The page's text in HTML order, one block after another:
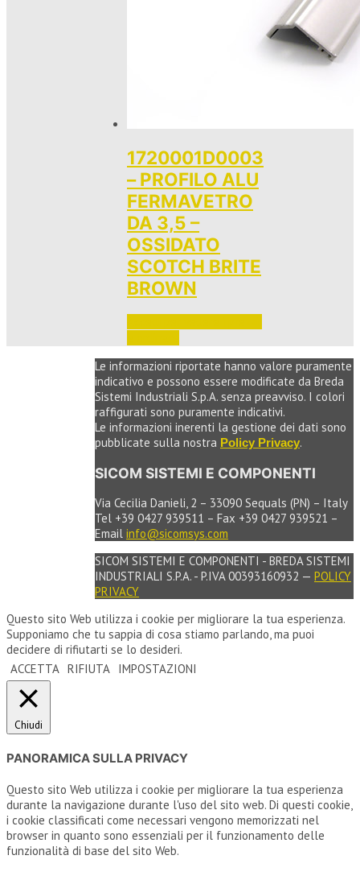
1720001D0003
– PROFILO ALU
FERMAVETRO
DA 3,5 –
OSSIDATO
SCOTCH BRITE
BROWN
Le informazioni riportate hanno valore puramente
indicativo e possono essere modificate da Breda
Sistemi Industriali S.p.A. senza preavviso. I colori
raffigurati sono puramente indicativi.
Le informazioni inerenti la gestione dei dati sono
pubblicate sulla nostra Policy Privacy.
SICOM SISTEMI E COMPONENTI
Via Cecilia Danieli, 2 – 33090 Sequals (PN) – Italy
Tel +39 0427 939511 – Fax +39 0427 939521 –
Email info@sicomsys.com
SICOM SISTEMI E COMPONENTI - BREDA SISTEMI
INDUSTRIALI S.P.A. - P.IVA 00393160932 — POLICY
PRIVACY
Questo sito Web utilizza i cookie per migliorare la tua esperienza.
Supponiamo che tu sappia di cosa stiamo parlando, ma puoi
decidere di rifiutarti se lo desideri.
ACCETTA RIFIUTA IMPOSTAZIONI
Chiudi
PANORAMICA SULLA PRIVACY
Questo sito Web utilizza i cookie per migliorare la tua esperienza
durante la navigazione durante l'uso del sito web. Di questi cookie,
i cookie classificati come necessari vengono memorizzati nel
browser in quanto sono essenziali per il funzionamento delle
funzionalità di base del sito Web.